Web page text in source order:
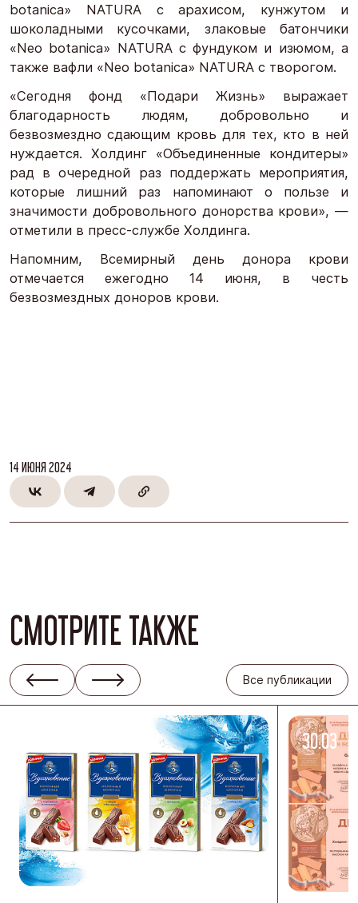
botanica» NATURA с арахисом, кунжутом и
шоколадными кусочками, злаковые батончики
«Neo botanica» NATURA с фундуком и изюмом, а
также вафли «Neo botanica» NATURA с творогом.
«Сегодня фонд «Подари Жизнь» выражает
благодарность людям, добровольно и
безвозмездно сдающим кровь для тех, кто в ней
нуждается. Холдинг «Объединенные кондитеры»
рад в очередной раз поддержать мероприятия,
которые лишний раз напоминают о пользе и
значимости добровольного донорства крови», —
отметили в пресс-службе Холдинга.
Напомним, Всемирный день донора крови
отмечается ежегодно 14 июня, в честь
безвозмездных доноров крови.
14 ИЮНЯ 2024
СМОТРИТЕ ТАКЖЕ
Все публикации
-2026 30.03